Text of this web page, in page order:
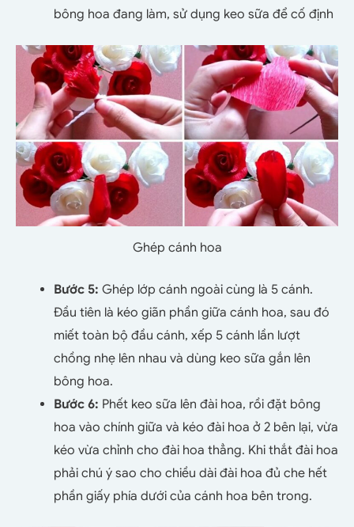
bông hoa đang làm, sử dụng keo sữa để cố định
Ghép cánh hoa
Bước 5: Ghép lớp cánh ngoài cùng là 5 cánh.
Đầu tiên là kéo giãn phần giữa cánh hoa, sau đó
miết toàn bộ đầu cánh, xếp 5 cánh lần lượt
chồng nhẹ lên nhau và dùng keo sữa gắn lên
bông hoa.
Bước 6: Phết keo sữa lên đài hoa, rồi đặt bông
hoa vào chính giữa và kéo đài hoa ở 2 bên lại, vừa
kéo vừa chỉnh cho đài hoa thẳng. Khi thắt đài hoa
phải chú ý sao cho chiều dài đài hoa đủ che hết
phần giấy phía dưới của cánh hoa bên trong.